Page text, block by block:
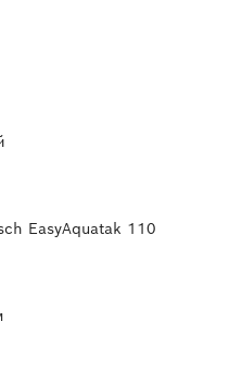
EasyAquatak 110